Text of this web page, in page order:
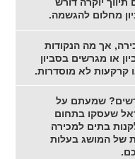
מחלום להגשמה.
אך מה הנקודות
או מגרשים בסביון
קרקעות לא מוסדרות.
שמעתם על
שעסקו בתחום
בתים למכירה
של המושג בעלות